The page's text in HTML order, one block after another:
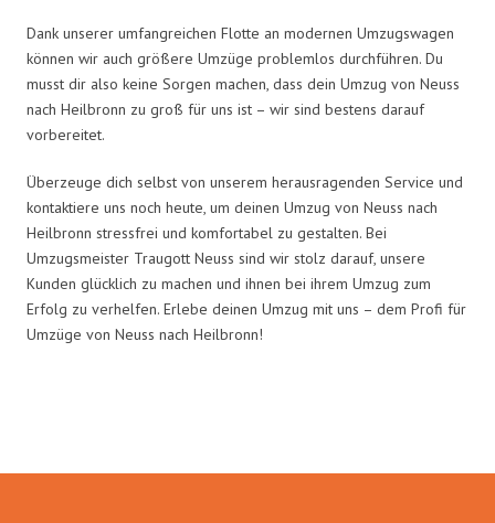
Dank unserer umfangreichen Flotte an modernen Umzugswagen
können wir auch größere Umzüge problemlos durchführen. Du
musst dir also keine Sorgen machen, dass dein Umzug von Neuss
nach Heilbronn zu groß für uns ist – wir sind bestens darauf
vorbereitet.
Überzeuge dich selbst von unserem herausragenden Service und
kontaktiere uns noch heute, um deinen Umzug von Neuss nach
Heilbronn stressfrei und komfortabel zu gestalten. Bei
Umzugsmeister Traugott Neuss sind wir stolz darauf, unsere
Kunden glücklich zu machen und ihnen bei ihrem Umzug zum
Erfolg zu verhelfen. Erlebe deinen Umzug mit uns – dem Profi für
Umzüge von Neuss nach Heilbronn!